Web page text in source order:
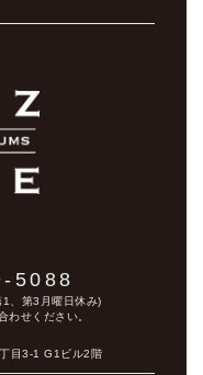
5088
、第3月曜日休み)
わせください。
目3-1 G1ビル2階